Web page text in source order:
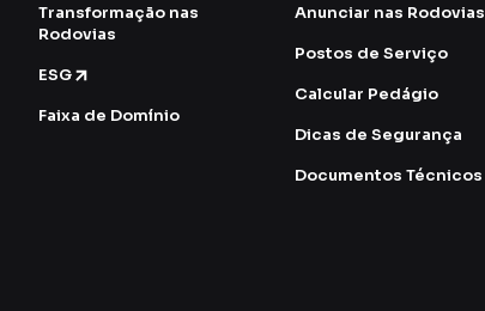
Transformação nas
Rodovias
ESG
Faixa de Domínio
Anunciar nas Rodovias
Postos de Serviço
Calcular Pedágio
Dicas de Segurança
Documentos Técnicos